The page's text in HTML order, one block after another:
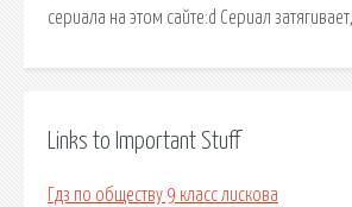
сериала на этом сайте:d Сериал
Links to Important Stuff
Гдз по обществу 9 класс лискова